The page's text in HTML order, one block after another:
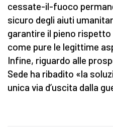
cessate-il-fuoco
sicuro degli aiuti
garantire il pieno
come pure le legittime
Infine, riguardo alle
Sede ha ribadito «la
unica via d’uscita dalla